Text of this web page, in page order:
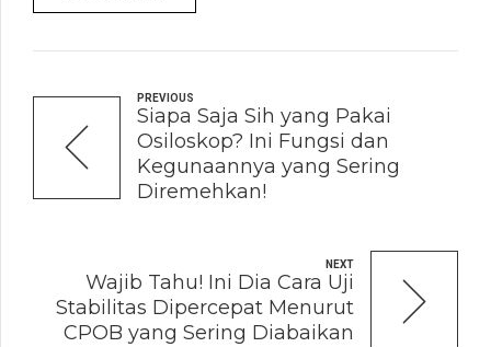
PREVIOUS
Siapa Saja Sih yang Pakai
Osiloskop? Ini Fungsi dan
Kegunaannya yang Sering
Diremehkan!
NEXT
Wajib Tahu! Ini Dia Cara Uji
Stabilitas Dipercepat Menurut
CPOB yang Sering Diabaikan